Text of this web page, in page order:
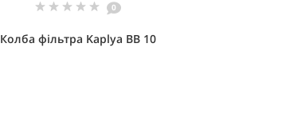
0
Колба фільтра Kaplya BB 10